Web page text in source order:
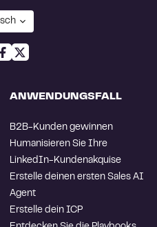
ANWENDUNGSFALL
B2B-Kunden gewinnen
Humanisieren Sie Ihre
LinkedIn-Kundenakquise
Erstelle deinen ersten Sales AI
Agent
Erstelle dein ICP